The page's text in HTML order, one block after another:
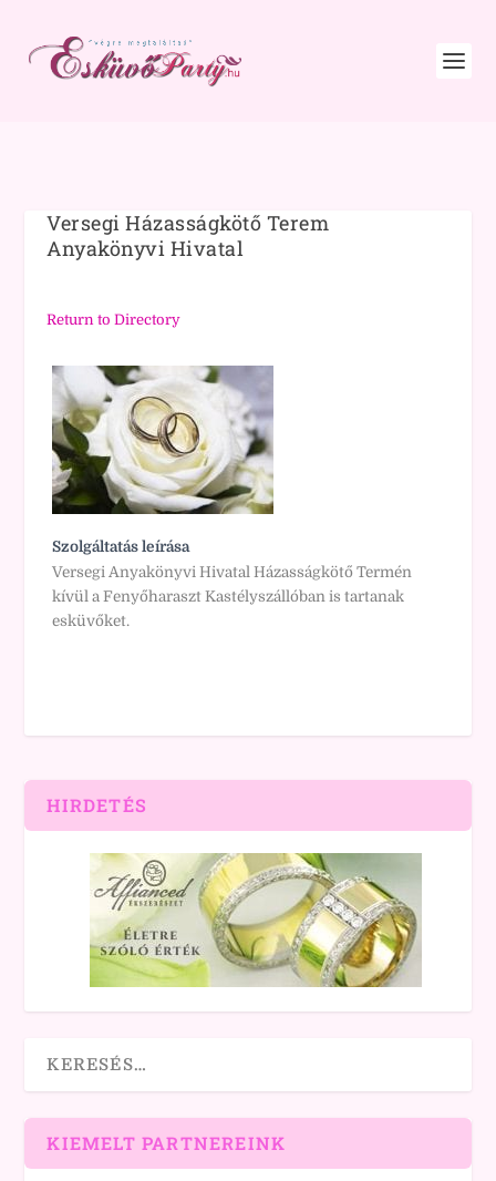
Versegi Házasságkötő Terem
Anyakönyvi Hivatal
Return to Directory
Szolgáltatás leírása
Versegi Anyakönyvi Hivatal Házasságkötő Termén
kívül a Fenyőharaszt Kastélyszállóban is tartanak
esküvőket.
HIRDETÉS
KIEMELT PARTNEREINK